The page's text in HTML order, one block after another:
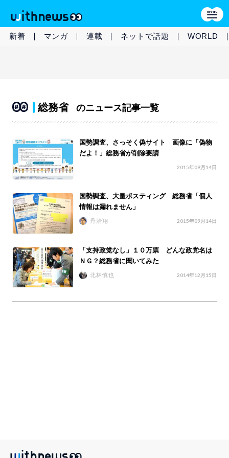
新着 マンガ 連載 ネットで話題 WORLD
総務省 のニュース記事一覧
国勢調査、さっそく偽サイト 画像に「偽物
だよ！」総務省が削除要請
2015年09月14日
国勢調査、大量ポスティング 総務省「個人
情報は漏れません」
丹治翔 2015年09月14日
「支持政党なし」１０万票 どんな政党名は
ＮＧ？総務省に聞いてみた
北林慎也 2014年12月15日